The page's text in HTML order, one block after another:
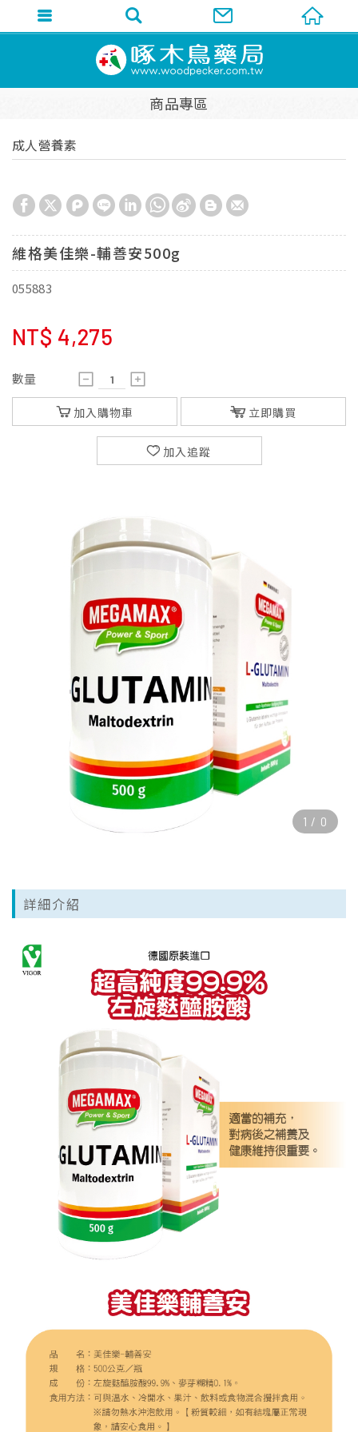
商品專區
成人營養素
維格美佳樂-輔善安500g
055883
NT$ 4,275
數量
加入購物車 立即購買
加入追蹤
1 / 0
詳細介紹